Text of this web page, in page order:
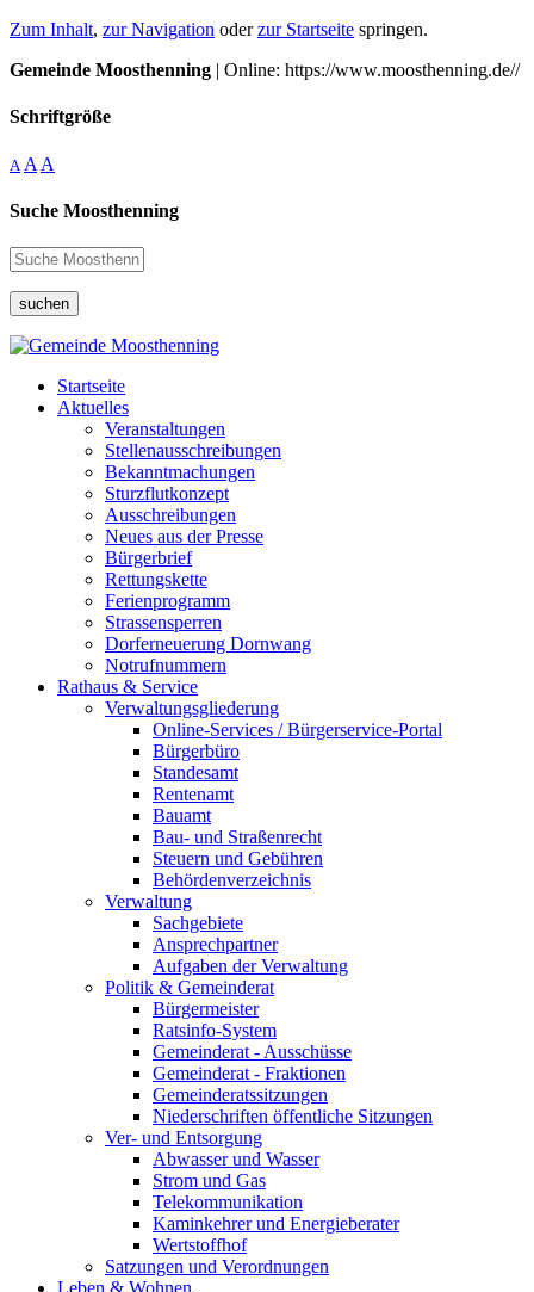
Zum Inhalt, zur Navigation oderzur Startseite springen.
Gemeinde Moosthenning | Online: https://www.moosthenning.de//
Schriftgröße
A A A
Suche Moosthenning
suchen
Startseite
Aktuelles
Veranstaltungen
Stellenausschreibungen
Bekanntmachungen
Sturzflutkonzept
Ausschreibungen
Neues aus der Presse
Bürgerbrief
Rettungskette
Ferienprogramm
Strassensperren
Dorferneuerung Dornwang
Notrufnummern
Rathaus & Service
Verwaltungsgliederung
Online-Services / Bürgerservice-Portal
Bürgerbüro
Standesamt
Rentenamt
Bauamt
Bau- und Straßenrecht
Steuern und Gebühren
Behördenverzeichnis
Verwaltung
Sachgebiete
Ansprechpartner
Aufgaben der Verwaltung
Politik & Gemeinderat
Bürgermeister
Ratsinfo-System
Gemeinderat - Ausschüsse
Gemeinderat - Fraktionen
Gemeinderatssitzungen
Niederschriften öffentliche Sitzungen
Ver- und Entsorgung
Abwasser und Wasser
Strom und Gas
Telekommunikation
Kaminkehrer und Energieberater
Wertstoffhof
Satzungen und Verordnungen
Leben & Wohnen